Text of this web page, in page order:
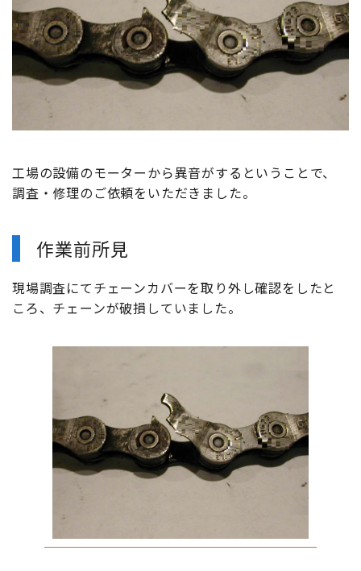
工場の設備のモーターから異音がするということで、
調査・修理のご依頼をいただきました。
作業前所見
現場調査にてチェーンカバーを取り外し確認をしたと
ころ、チェーンが破損していました。